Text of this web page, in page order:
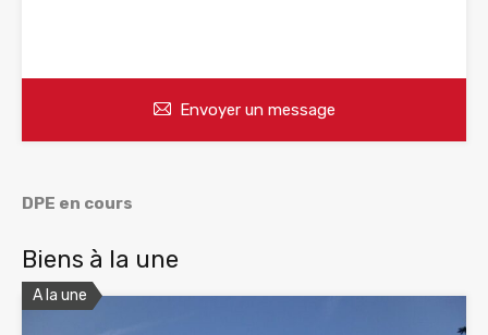
Envoyer un message
DPE en cours
Biens à la une
A la une